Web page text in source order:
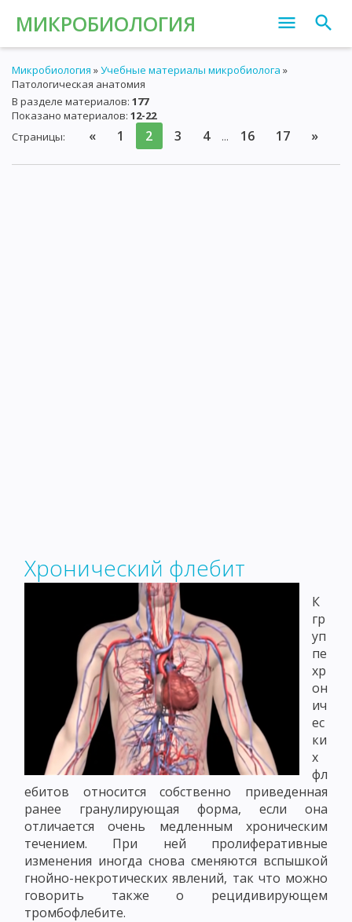
МИКРОБИОЛОГИЯ
Микробиология »Учебные материалы микробиолога »
Патологическая анатомия
В разделе материалов: 177
Показано материалов: 12-22
Страницы: « 1 2 3 4 ... 16 17 »
Хронический флебит
К
гр
уп
пе
хр
он
ич
ес
ки
х
фл
ебитов относится собственно приведенная
ранее гранулирующая форма, если она
отличается очень медленным хроническим
течением. При ней пролиферативные
изменения иногда снова сменяются вспышкой
гнойно-некротических явлений, так что можно
говорить также о рецидивирующем
тромбофлебите.